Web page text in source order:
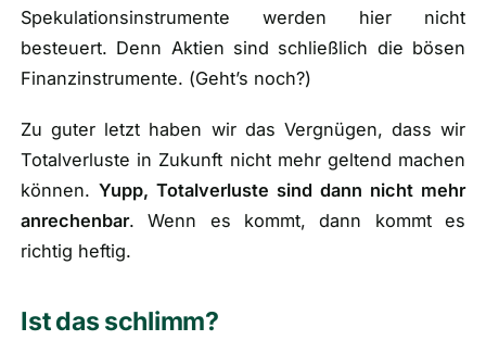
Spekulationsinstrumente werden hier nicht
besteuert. Denn Aktien sind schließlich die bösen
Finanzinstrumente. (Geht’s noch?)
Zu guter letzt haben wir das Vergnügen, dass wir
Totalverluste in Zukunft nicht mehr geltend machen
können.Yupp, Totalverluste sind dann nicht mehr
anrechenbar. Wenn es kommt, dann kommt es
richtig heftig.
Ist das schlimm?